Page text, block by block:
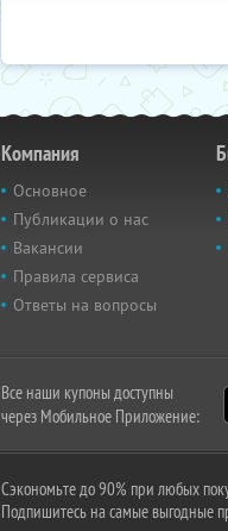
Компания
Основное
Публикации о нас
Вакансии
Правила сервиса
Ответы на вопросы
Все наши купоны доступны
через Мобильное Приложение:
Сэкономьте до 90% при любых
Подпишитесь на самые выгодные